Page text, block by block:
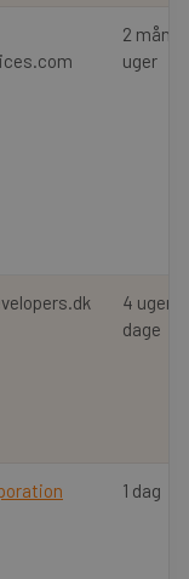
2
uger
4 uger 2
dage
1 dag